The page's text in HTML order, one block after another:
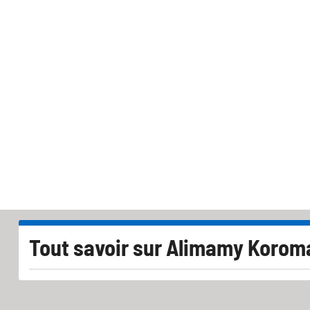
Tout savoir surAlimamy